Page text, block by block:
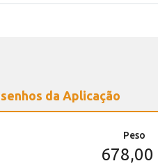
da Aplicação
Peso
678,00